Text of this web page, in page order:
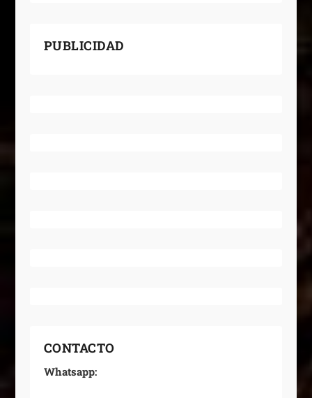
PUBLICIDAD
CONTACTO
Whatsapp: